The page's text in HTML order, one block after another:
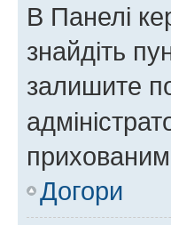
В Панелі
знайдіть
залишите
Догори